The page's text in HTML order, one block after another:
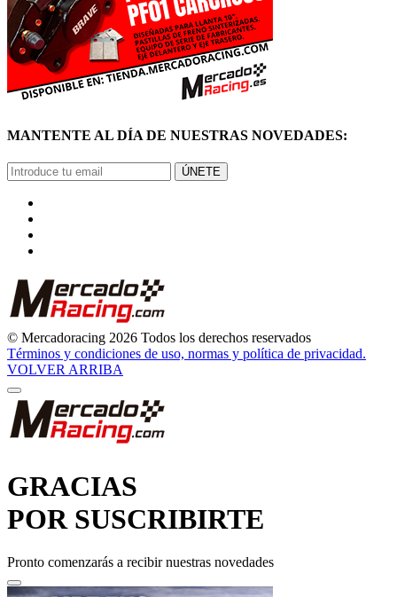
© Mercadoracing 2026 Todos los derechos reservados
Términos y condiciones de uso, normas y política de privacidad.
VOLVER ARRIBA
POR SUSCRIBIRTE